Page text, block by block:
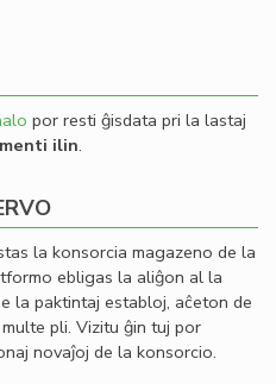
por resti ĝisdata pri la lastaj
ilin.
la konsorcia magazeno de la
ebligas la aliĝon al la
la paktintaj establoj, aĉeton de
pli. Vizitu ĝin tuj por
novaĵoj de la konsorcio.